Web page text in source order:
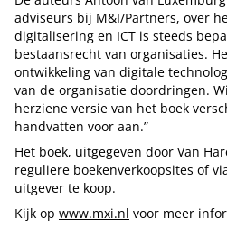
adviseurs bij M&I/Partners, over
digitalisering en ICT is steeds
bestaansrecht van organisaties.
ontwikkeling van digitale
van de organisatie doordringen.
herziene versie van het boek
handvatten voor aan.”
Het boek, uitgegeven door Van
reguliere boekenverkoopsites of
uitgever te koop.
Kijk op www.mxi.nl voor meer